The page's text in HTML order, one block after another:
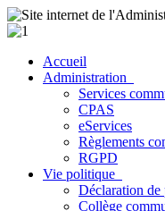
Accueil
Administration
Services
CPAS
eServices
Règlements
RGPD
Vie politique
Déclaration
Collège